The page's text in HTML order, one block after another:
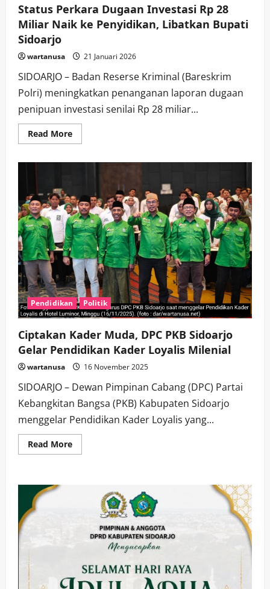
Status Perkara Dugaan Investasi Rp 28
Miliar Naik ke Penyidikan, Libatkan Bupati
Sidoarjo
wartanusa 21 Januari 2026
SIDOARJO – Badan Reserse Kriminal (Bareskrim
Polri) meningkatkan penanganan laporan dugaan
penipuan investasi senilai Rp 28 miliar...
Read MoreRead
more
Rp
28
Miliar
Naik
ke
Penyidikan,
Libatkan
Bupati
Sidoarjo
Pendidikan Politik
Ciptakan Kader Muda, DPC PKB Sidoarjo
Gelar Pendidikan Kader Loyalis Milenial
wartanusa 16 November 2025
SIDOARJO – Dewan Pimpinan Cabang (DPC) Partai
Kebangkitan Bangsa (PKB) Kabupaten Sidoarjo
menggelar Pendidikan Kader Loyalis yang...
Read MoreRead
more
Sidoarjo
Pendidikan
Kader